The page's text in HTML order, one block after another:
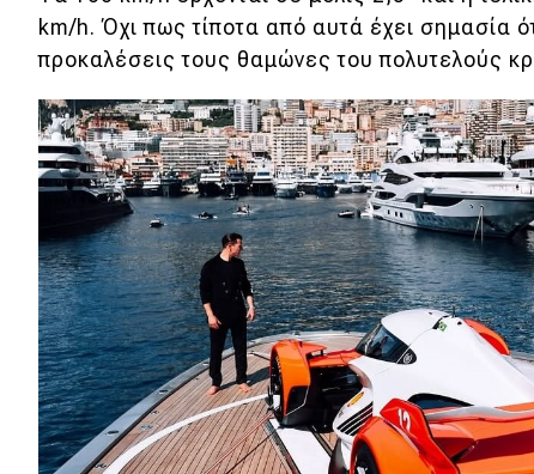
Συμβουλές
ΚΤΕΟ
Οδική βοήθεια
eDRIVE
DRIVE USED
km/h. Όχι πως τίποτα από αυτά έχει σημασία
προκαλέσεις τους θαμώνες του πολυτελούς